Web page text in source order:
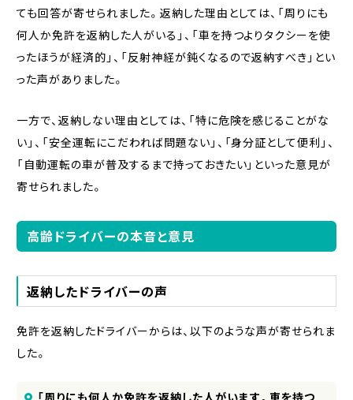
ても回答が寄せられました。返納した理由としては、「周りにも
何人か免許を返納した人がいる」、「車を持つよりタクシーを使
ったほうが経済的」、「反射神経が鈍くなるので返納すべき」とい
った声がありました。
一方で、返納しない理由としては、「特に危険を感じることがな
い」、「安全運転にこだわれば問題ない」、「身分証として便利」、
「自動運転の車が普及するまで持っておきたい」といった意見が
寄せられました。
高齢ドライバーの本音と意見
返納したドライバーの声
免許を返納したドライバーからは、以下のような声が寄せられま
した。
「周りにも何人か免許を返納した人がいます。車を持つ